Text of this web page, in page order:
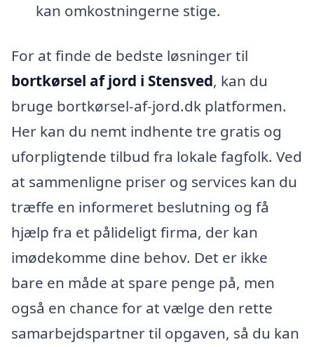
kan omkostningerne stige.
For at finde de bedste løsninger til
bortkørsel af jord i Stensved, kan du
bruge bortkørsel-af-jord.dk platformen.
Her kan du nemt indhente tre gratis og
uforpligtende tilbud fra lokale fagfolk. Ved
at sammenligne priser og services kan du
træffe en informeret beslutning og få
hjælp fra et pålideligt firma, der kan
imødekomme dine behov. Det er ikke
bare en måde at spare penge på, men
også en chance for at vælge den rette
samarbejdspartner til opgaven, så du kan